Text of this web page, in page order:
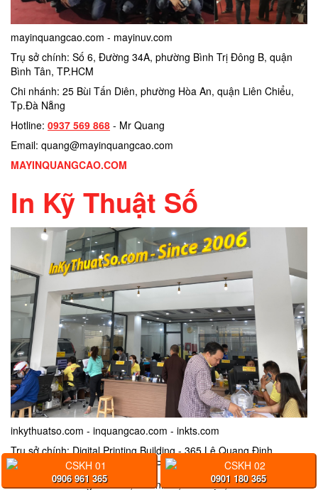
mayinquangcao.com - mayinuv.com
Trụ sở chính: Số 6, Đường 34A, phường Bình Trị Đông B, quận
Bình Tân, TP.HCM
Chi nhánh: 25 Bùi Tấn Diên, phường Hòa An, quận Liên Chiểu,
Tp.Đà Nẵng
Hotline: 0937 569 868 - Mr Quang
Email: quang@mayinquangcao.com
MAYINQUANGCAO.COM
In Kỹ Thuật Số
inkythuatso.com - inquangcao.com - inkts.com
Trụ sở chính: Digital Printing Building - 365 Lê Quang Định,
phường 05, quận Bình Thạnh, TPHCM
Chi nhánh: Xưởng in decal, tem nhãn, thẻ nhựa, menu - Chi
CSKH 01
0906 961 365
CSKH 02
0901 180 365